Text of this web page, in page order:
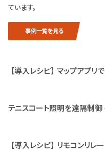
ています。
事例一覧を見る
【導入レシピ】マップアプ
テニスコート照明を遠隔制
【導入レシピ】リモコンリ